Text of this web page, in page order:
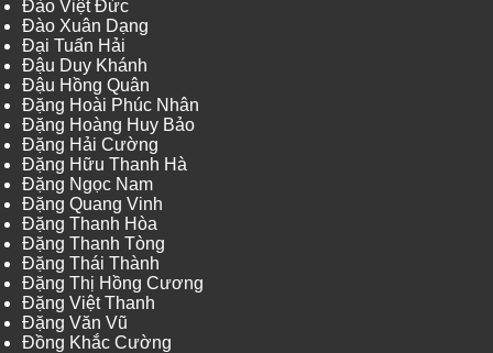
Đào Việt Đức
Đào Xuân Dạng
Đại Tuấn Hải
Đậu Duy Khánh
Đậu Hồng Quân
Đặng Hoài Phúc Nhân
Đặng Hoàng Huy Bảo
Đặng Hải Cường
Đặng Hữu Thanh Hà
Đặng Ngọc Nam
Đặng Quang Vinh
Đặng Thanh Hòa
Đặng Thanh Tòng
Đặng Thái Thành
Đặng Thị Hồng Cương
Đặng Việt Thanh
Đặng Văn Vũ
Đồng Khắc Cường